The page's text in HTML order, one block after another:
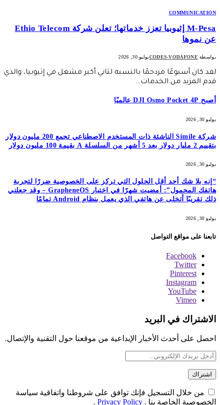
COMMUNICATION
M-Pesa إثيوبيا تعزز خدماتها؛ تعلن شركة Ethio Telecom
عن نموها
بواسطة CODES-VODAFONEيوليو 30, 2026
لقد كان أسبوعًا مزدحمًا بالنسبة لثاني أكبر مشغل في إثيوبيا، والذي
قدم المزيد من الخدمات…
أصبح DJI Osmo Pocket 4P عالميًا
يوليو 30, 2026
شركة Simile الناشئة ذات المستخدم الاصطناعي تجمع 200 مليون دولار
بتقييم 2 مليار دولار بعد 5 أشهر من السلسلة A بقيمة 100 مليون دولار
يوليو 30, 2026
“إنه بلا شك أحد أقل الحلول التي تركز على الخصوصية ضررًا لتجربة
هاتفك المحمول”: أمضيت شهرًا في اختبار GrapheneOS – وقد جعلني
ذلك تقريبًا أتخلى عن هاتفي الذي يعمل بنظام Android تمامًا
يوليو 30, 2026
تابعنا على مواقع التواصل
Facebook
Twitter
Pinterest
Instagram
YouTube
Vimeo
الاشتراك في البريد
احصل على أحدث الأخبار الإبداعية من موقعنا حول التقنية والإتصال.
من خلال التسجيل فإنك توافق على شروطنا واتفاقية سياسة
الخصوصية الخاصة بنا . Privacy Policy
.